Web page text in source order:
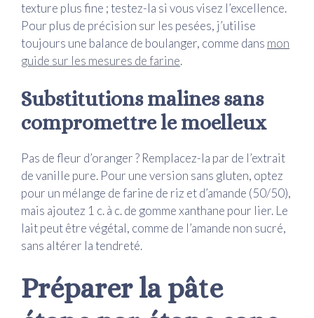
texture plus fine ; testez-la si vous visez l’excellence.
Pour plus de précision sur les pesées, j’utilise
toujours une balance de boulanger, comme dans mon
guide sur les mesures de farine.
Substitutions malines sans
compromettre le moelleux
Pas de fleur d’oranger ? Remplacez-la par de l’extrait
de vanille pure. Pour une version sans gluten, optez
pour un mélange de farine de riz et d’amande (50/50),
mais ajoutez 1 c. à c. de gomme xanthane pour lier. Le
lait peut être végétal, comme de l’amande non sucré,
sans altérer la tendreté.
Préparer la pâte